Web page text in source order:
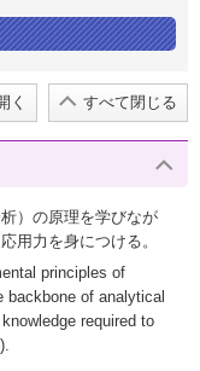
く すべて閉じる
）の原理を学びなが
用力を身につける。
principles of
of analytical
required to